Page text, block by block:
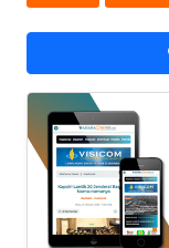
WN
WN
JOGJA
WN
JATIM